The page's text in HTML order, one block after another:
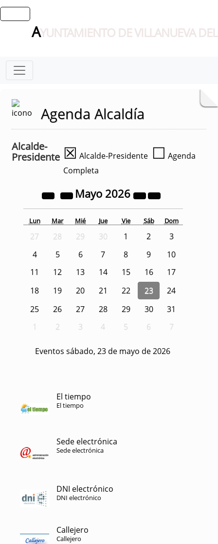
AYUNTAMIENTO DE VILLANUEVA
Agenda Alcaldía
Alcalde-
Presidente ☒ Alcalde-Presidente ☐ Agenda
Completa
Mayo 2026
Lun Mar Mié Jue Vie Sáb Dom
27 28 29 30 1 2
3
4
5 6 7 8 9
10
11
12 13 14 15 16
17
18
19 20 21 22 23
24
25
26 27 28 29 30
31
1
2 3 4 5 6 7
Eventos sábado, 23 de mayo de 2026
El tiempo
El tiempo
Sede electrónica
Sede electrónica
DNI electrónico
DNI electrónico
Callejero
Callejero